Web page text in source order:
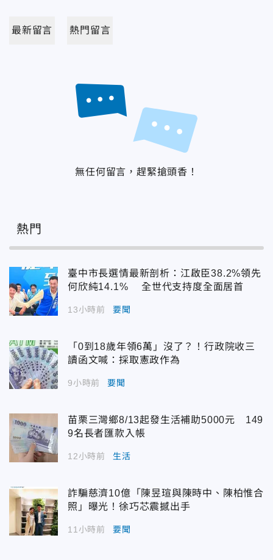
最新留言 熱門留言
無任何留言，趕緊搶頭香！
熱門
臺中市長選情最新剖析：江啟臣38.2%領先
何欣純14.1% 全世代支持度全面居首
13小時前 要聞
「0到18歲年領6萬」沒了？！行政院收三
讀函文喊：採取憲政作為
9小時前 要聞
苗栗三灣鄉8/13起發生活補助5000元 149
9名長者匯款入帳
12小時前 生活
詐騙慈濟10億「陳昱瑄與陳時中、陳柏惟合
照」曝光！徐巧芯震撼出手
11小時前 要聞